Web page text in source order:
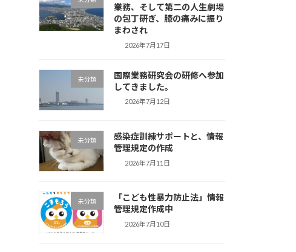
業務、そして第二の人生劇場
の包丁研ぎ、膝の痛みに振り
まわされ
2026年7月17日
未分類
国際業務研究会の研修へ参加
してきました。
2026年7月12日
未分類
感染症訓練サポートと、情報
管理規定の作成
2026年7月11日
未分類
「こども性暴力防止法」情報
管理規定作成中
2026年7月10日